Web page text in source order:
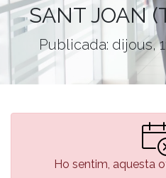
SANT JOAN
Publicada: dijous,
Ho sentim, aquesta